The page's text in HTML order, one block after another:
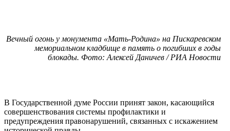
Вечный огонь у монумента «Мать-Родина» на Пискаревском
мемориальном кладбище в память о погибших в годы
блокады. Фото: Алексей Даничев / РИА Новости
В Государственной думе России принят закон, касающийся
совершенствования системы профилактики и
предупреждения правонарушений, связанных с искажением